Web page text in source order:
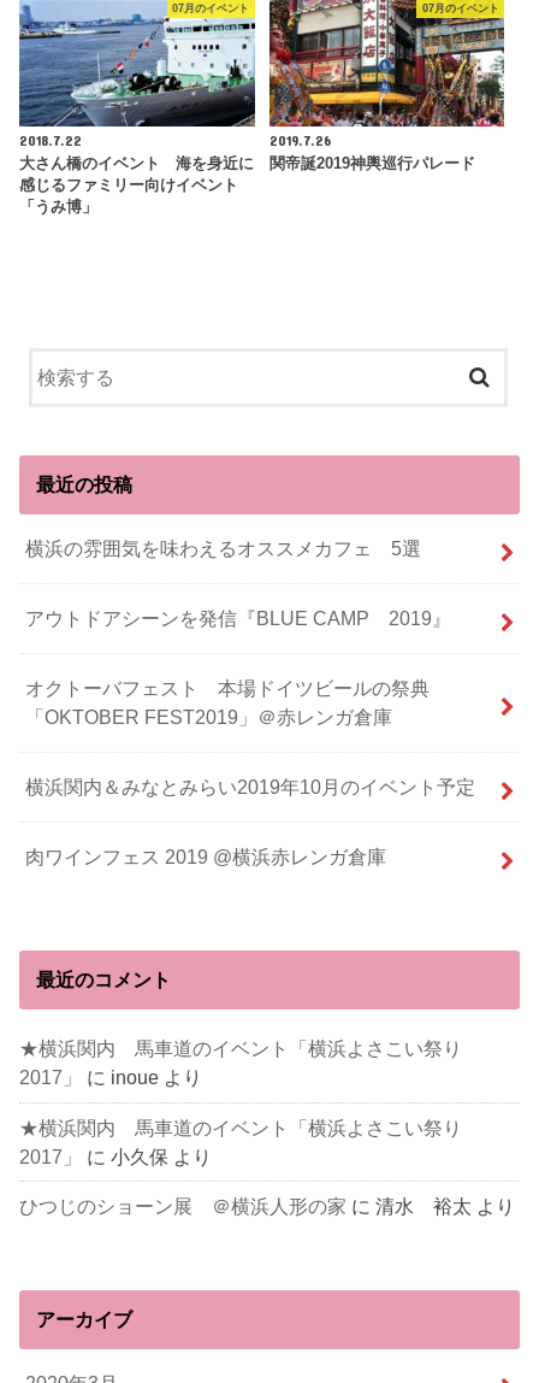
07月のイベント
2018.7.22
大さん橋のイベント 海を身近に
感じるファミリー向けイベント
「うみ博」
07月のイベント
2019.7.26
関帝誕2019神輿巡行パレード
最近の投稿
横浜の雰囲気を味わえるオススメカフェ 5選
アウトドアシーンを発信『BLUE CAMP 2019』
オクトーバフェスト 本場ドイツビールの祭典
「OKTOBER FEST2019」＠赤レンガ倉庫
横浜関内＆みなとみらい2019年10月のイベント予定
肉ワインフェス 2019 @横浜赤レンガ倉庫
最近のコメント
★横浜関内 馬車道のイベント「横浜よさこい祭り
2017」
に inoue より
★横浜関内 馬車道のイベント「横浜よさこい祭り
2017」
に小久保 より
ひつじのショーン展 ＠横浜人形の家 に清水 裕太 より
アーカイブ